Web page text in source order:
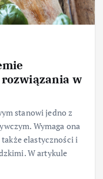
w
stanowi jedno z
Wymaga ona
elastyczności i
W artykule